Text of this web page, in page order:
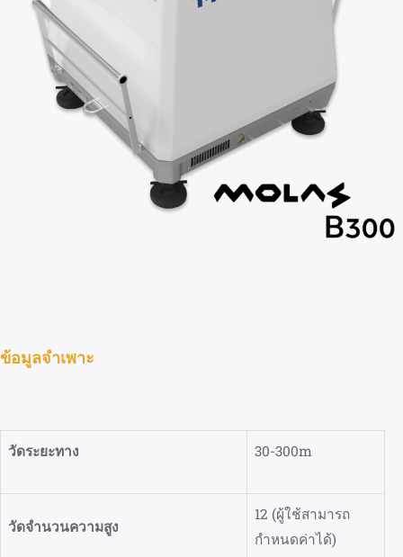
ข้อมูลจำเพาะ
วัดระยะทาง 30-300m
วัดจำนวนความสูง
12 (ผู้ใช้สามารถ
กำหนดค่าได้)